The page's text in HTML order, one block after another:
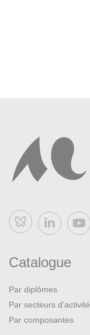
Bluesky
Catalogue
Par diplômes
Par secteurs d’activité
Par composantes